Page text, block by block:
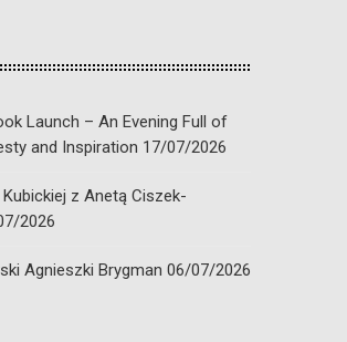
Launch – An Evening Full of
and Inspiration 17/07/2026
z Anetą Ciszek-
2026
Agnieszki Brygman 06/07/2026